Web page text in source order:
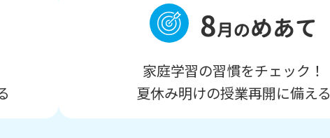
8月のめあて
家庭学習の習慣をチェック！
夏休み明けの授業再開に備える